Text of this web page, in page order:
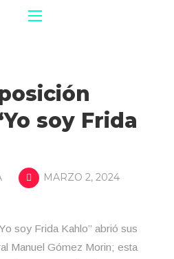
soy Frida
MARZO 2, 2024
soy Frida Kahlo” abrió sus
Manuel Gómez Morin; esta